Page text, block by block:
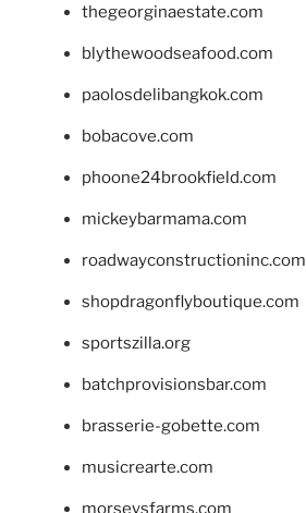
thegeorginaestate.com
blythewoodseafood.com
paolosdelibangkok.com
bobacove.com
phoone24brookfield.com
mickeybarmama.com
roadwayconstructioninc.com
shopdragonflyboutique.com
sportszilla.org
batchprovisionsbar.com
brasserie-gobette.com
musicrearte.com
morseysfarms.com